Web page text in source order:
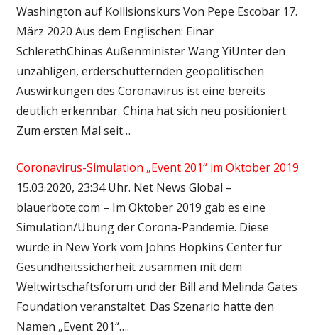
Washington auf Kollisionskurs Von Pepe Escobar 17.
März 2020 Aus dem Englischen: Einar
SchlerethChinas Außenminister Wang YiUnter den
unzähligen, erderschütternden geopolitischen
Auswirkungen des Coronavirus ist eine bereits
deutlich erkennbar. China hat sich neu positioniert.
Zum ersten Mal seit…
Coronavirus-Simulation „Event 201“ im Oktober 2019
15.03.2020, 23:34 Uhr. Net News Global –
blauerbote.com – Im Oktober 2019 gab es eine
Simulation/Übung der Corona-Pandemie. Diese
wurde in New York vom Johns Hopkins Center für
Gesundheitssicherheit zusammen mit dem
Weltwirtschaftsforum und der Bill and Melinda Gates
Foundation veranstaltet. Das Szenario hatte den
Namen „Event 201“….